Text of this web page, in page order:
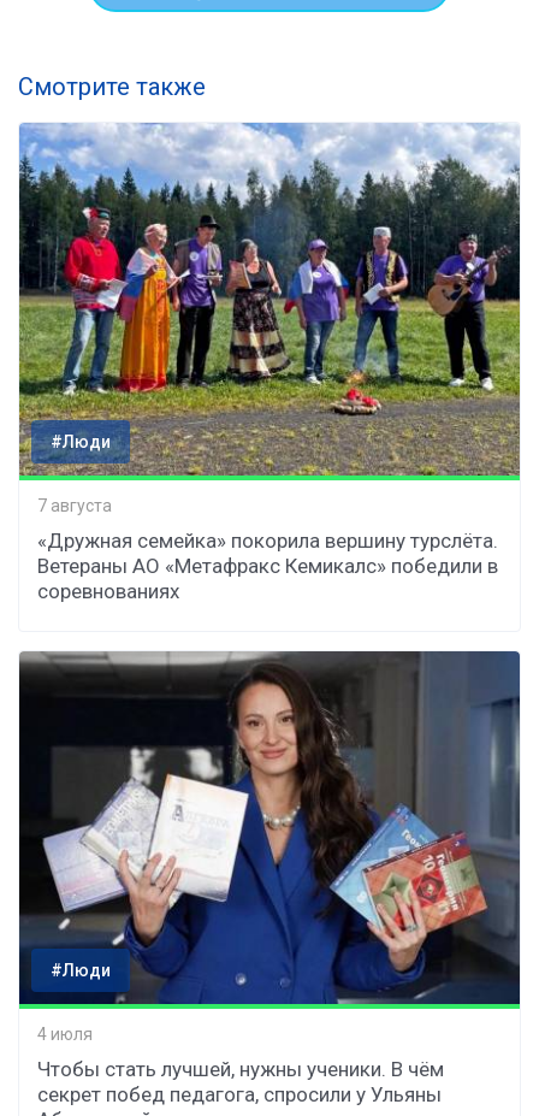
Смотрите также
#Люди
7 августа
«Дружная семейка» покорила вершину турслёта.
Ветераны АО «Метафракс Кемикалс» победили в
соревнованиях
#Люди
4 июля
Чтобы стать лучшей, нужны ученики. В чём
секрет побед педагога, спросили у Ульяны